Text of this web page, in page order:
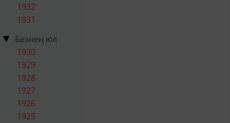
1932
1931
Безнең юл
1930
1929
1928
1927
1926
1925